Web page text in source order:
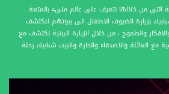
التي من خلالها نتعرف على عالم مليء بالمتعة
بزيارة الضيوف الاطفال الى بيوتهم لنكتشف
والطموح ، من خلال الزيارة البيتية نكتشف مع
مع العائلة والاصدقاء والحارة والبيت شبابيك رحلة